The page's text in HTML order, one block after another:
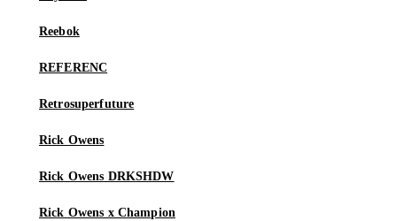
Reebok
REFERENC
Retrosuperfuture
Rick Owens
Rick Owens DRKSHDW
Rick Owens x Champion